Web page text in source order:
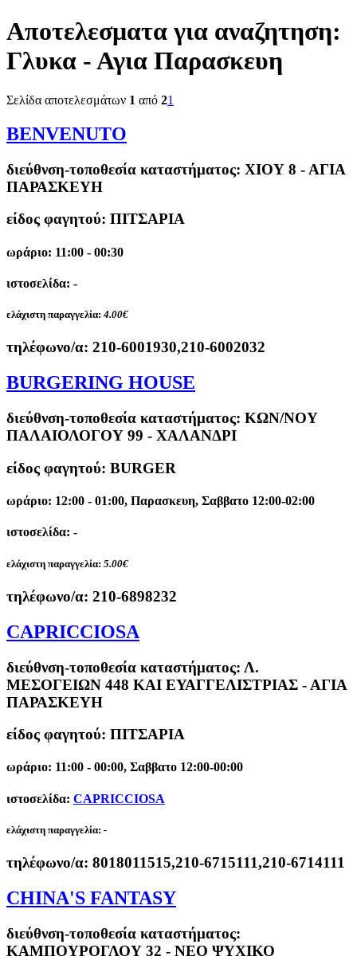
Αποτελεσματα για αναζητηση:
Γλυκα - Αγια Παρασκευη
Σελίδα αποτελεσμάτων 1 από 21
BENVENUTO
διεύθνση-τοποθεσία καταστήματος: ΧΙΟΥ 8 - ΑΓΙΑ
ΠΑΡΑΣΚΕΥΗ
είδος φαγητού: ΠΙΤΣΑΡΙΑ
ωράριο: 11:00 - 00:30
ιστοσελίδα: -
ελάχιστη παραγγελία: 4.00€
τηλέφωνο/α: 210-6001930,210-6002032
BURGERING HOUSE
διεύθνση-τοποθεσία καταστήματος: ΚΩΝ/ΝΟΥ
ΠΑΛΑΙΟΛΟΓΟΥ 99 - ΧΑΛΑΝΔΡΙ
είδος φαγητού: BURGER
ωράριο: 12:00 - 01:00, Παρασκευη, Σαββατο 12:00-02:00
ιστοσελίδα: -
ελάχιστη παραγγελία: 5.00€
τηλέφωνο/α: 210-6898232
CAPRICCIOSA
διεύθνση-τοποθεσία καταστήματος: Λ.
ΜΕΣΟΓΕΙΩΝ 448 ΚΑΙ ΕΥΑΓΓΕΛΙΣΤΡΙΑΣ - ΑΓΙΑ
ΠΑΡΑΣΚΕΥΗ
είδος φαγητού: ΠΙΤΣΑΡΙΑ
ωράριο: 11:00 - 00:00, Σαββατο 12:00-00:00
ιστοσελίδα: CAPRICCIOSA
ελάχιστη παραγγελία: -
τηλέφωνο/α: 8018011515,210-6715111,210-6714111
CHINA'S FANTASY
διεύθνση-τοποθεσία καταστήματος:
ΚΑΜΠΟΥΡΟΓΛΟΥ 32 - ΝΕΟ ΨΥΧΙΚΟ